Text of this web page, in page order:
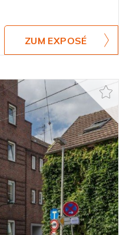
ZUM EXPOSÉ